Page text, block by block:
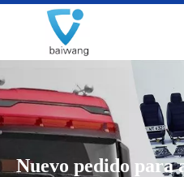
Nuevo pedido para